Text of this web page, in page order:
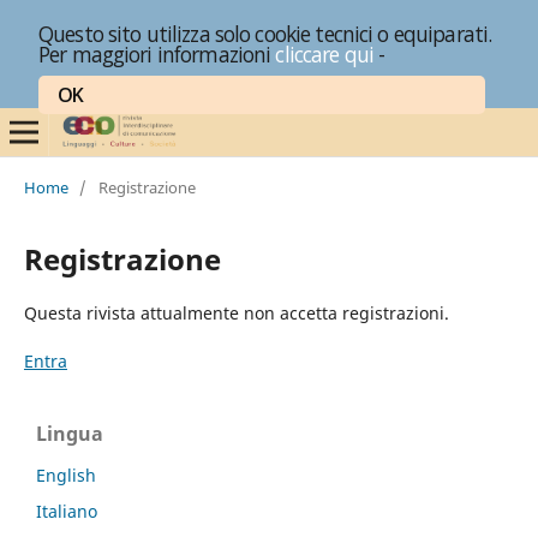
Questo sito utilizza solo cookie tecnici o equiparati.
Per maggiori informazionicliccare qui -
OK
Home / Registrazione
Registrazione
Questa rivista attualmente non accetta registrazioni.
Entra
Lingua
English
Italiano